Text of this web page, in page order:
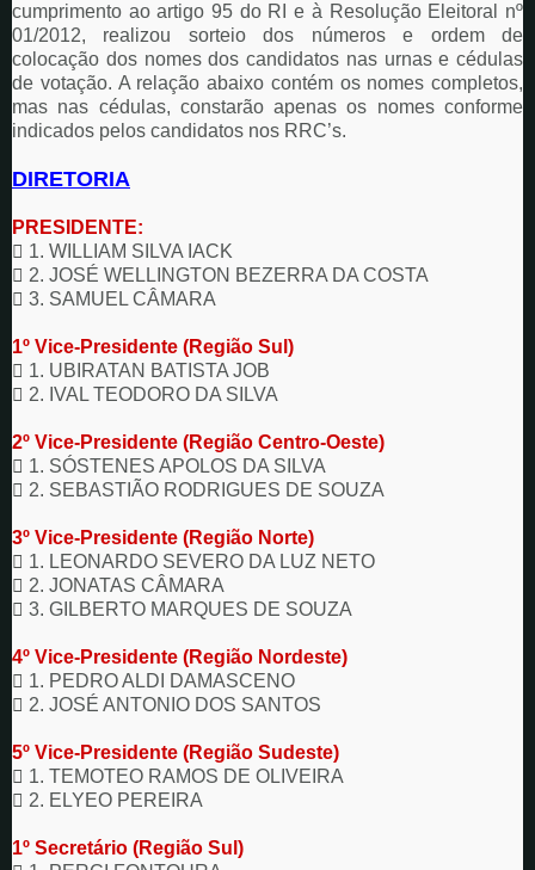
cumprimento ao artigo 95 do RI e à Resolução Eleitoral nº
01/2012, realizou sorteio dos números e ordem de
colocação dos nomes dos candidatos nas urnas e cédulas
de votação. A relação abaixo contém os nomes completos,
mas nas cédulas, constarão apenas os nomes conforme
indicados pelos candidatos nos RRC’s.
DIRETORIA
PRESIDENTE:
 1. WILLIAM SILVA IACK
 2. JOSÉ WELLINGTON BEZERRA DA COSTA
 3. SAMUEL CÂMARA
1º Vice-Presidente (Região Sul)
 1. UBIRATAN BATISTA JOB
 2. IVAL TEODORO DA SILVA
2º Vice-Presidente (Região Centro-Oeste)
 1. SÓSTENES APOLOS DA SILVA
 2. SEBASTIÃO RODRIGUES DE SOUZA
3º Vice-Presidente (Região Norte)
 1. LEONARDO SEVERO DA LUZ NETO
 2. JONATAS CÂMARA
 3. GILBERTO MARQUES DE SOUZA
4º Vice-Presidente (Região Nordeste)
 1. PEDRO ALDI DAMASCENO
 2. JOSÉ ANTONIO DOS SANTOS
5º Vice-Presidente (Região Sudeste)
 1. TEMOTEO RAMOS DE OLIVEIRA
 2. ELYEO PEREIRA
1º Secretário (Região Sul)